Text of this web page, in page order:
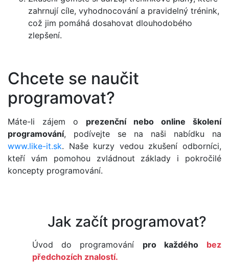
zahrnují cíle, vyhodnocování a pravidelný trénink,
což jim pomáhá dosahovat dlouhodobého
zlepšení.
Chcete se naučit
programovat?
Máte-li zájem o prezenční nebo online školení
programování, podívejte se na naši nabídku na
www.like-it.sk. Naše kurzy vedou zkušení odborníci,
kteří vám pomohou zvládnout základy i pokročilé
koncepty programování.
Jak začít programovat?
Úvod do programování pro každého
bez
předchozích znalostí.